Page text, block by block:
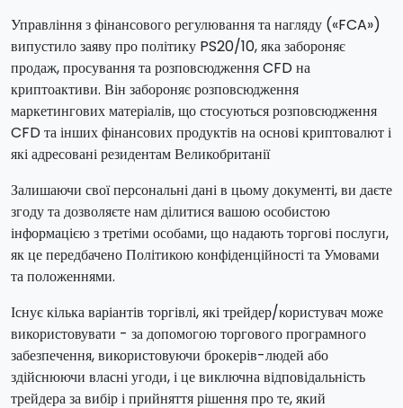
Управління з фінансового регулювання та нагляду («FCA»)
випустило заяву про політику PS20/10, яка забороняє
продаж, просування та розповсюдження CFD на
криптоактиви. Він забороняє розповсюдження
маркетингових матеріалів, що стосуються розповсюдження
CFD та інших фінансових продуктів на основі криптовалют і
які адресовані резидентам Великобританії
Залишаючи свої персональні дані в цьому документі, ви даєте
згоду та дозволяєте нам ділитися вашою особистою
інформацією з третіми особами, що надають торгові послуги,
як це передбачено Політикою конфіденційності та Умовами
та положеннями.
Існує кілька варіантів торгівлі, які трейдер/користувач може
використовувати - за допомогою торгового програмного
забезпечення, використовуючи брокерів-людей або
здійснюючи власні угоди, і це виключна відповідальність
трейдера за вибір і прийняття рішення про те, який